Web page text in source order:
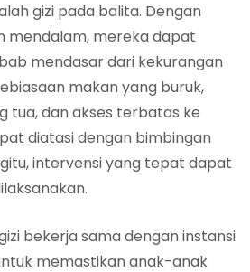
gizi pada balita. Dengan
mendalam, mereka dapat
mendasar dari kekurangan
makan yang buruk,
tua, dan akses terbatas ke
diatasi dengan bimbingan
intervensi yang tepat dapat
bekerja sama dengan instansi
memastikan anak-anak